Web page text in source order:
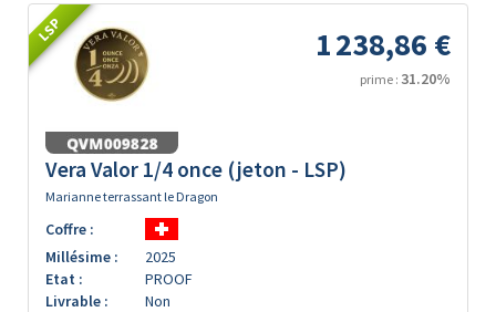
LSP 1 238,86 €
prime : 31.20%
Vera Valor 1/4 once (jeton - LSP)
Marianne terrassant le Dragon
Coffre :
Millésime :
2025
Etat :
PROOF
Livrable :
Non